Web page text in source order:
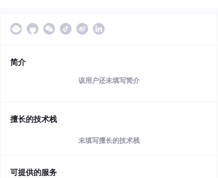
简介
该用户还未填写简介
擅长的技术栈
未填写擅长的技术栈
可提供的服务